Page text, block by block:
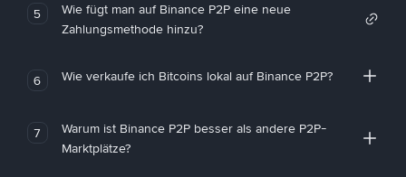
5
Wie fügt man auf Binance P2P eine neue
Zahlungsmethode hinzu?
6 Wie verkaufe ich Bitcoins lokal auf Binance P2P?
7
Warum ist Binance P2P besser als andere P2P-
Marktplätze?